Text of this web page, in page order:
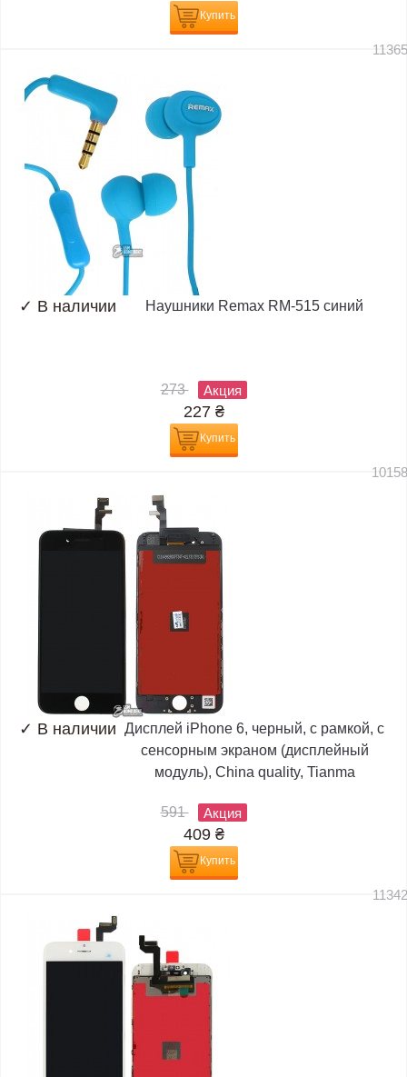
Купить
✓ В наличии Наушники Remax RM-515 синий
273 Акция
227 ₴
Купить
✓ В наличии Дисплей iPhone 6, черный, с рамкой, с
сенсорным экраном (дисплейный
модуль), China quality, Tianma
591 Акция
409 ₴
Купить